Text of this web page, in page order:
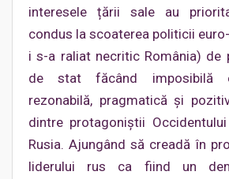
interesele țării sale au
condus la scoaterea politicii
i s-a raliat necritic România) de
de stat făcând imposibilă
rezonabilă, pragmatică și
dintre protagoniștii
Rusia. Ajungând să creadă în
liderului rus ca fiind un